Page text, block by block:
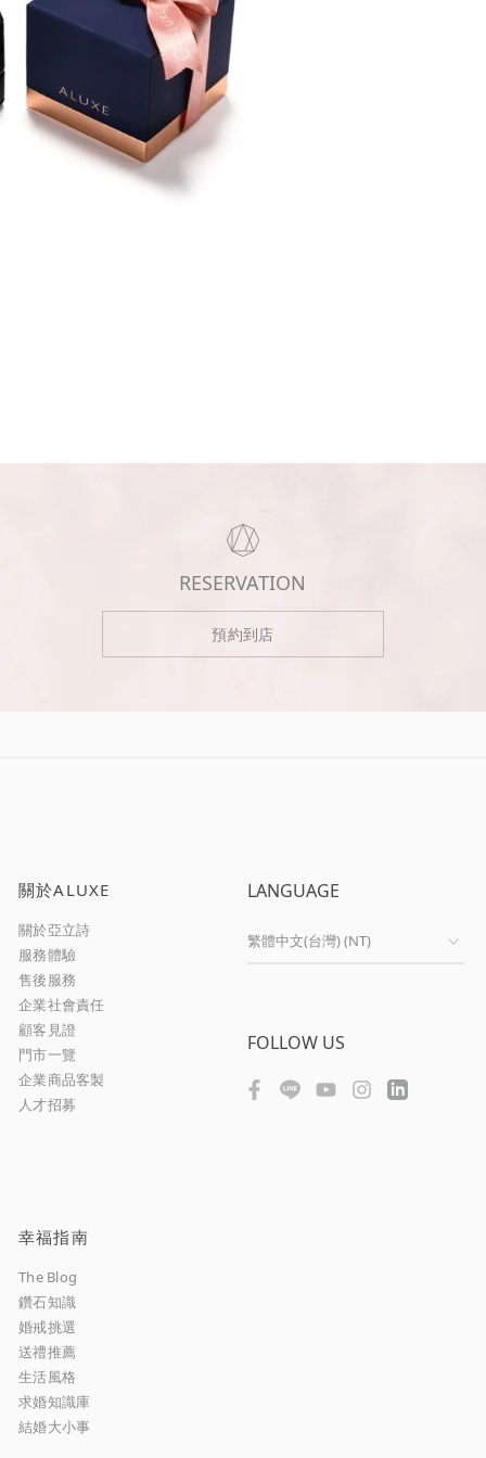
RESERVATION
預約到店
關於ALUXE
關於亞立詩
服務體驗
售後服務
企業社會責任
顧客見證
門市一覽
企業商品客製
人才招募
幸福指南
The Blog
鑽石知識
婚戒挑選
送禮推薦
生活風格
求婚知識庫
結婚大小事
LANGUAGE
FOLLOW US